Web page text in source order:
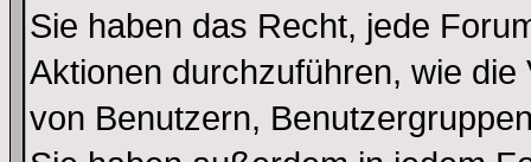
Sie haben das Recht, jede
Aktionen durchzuführen, wie
von Benutzern,